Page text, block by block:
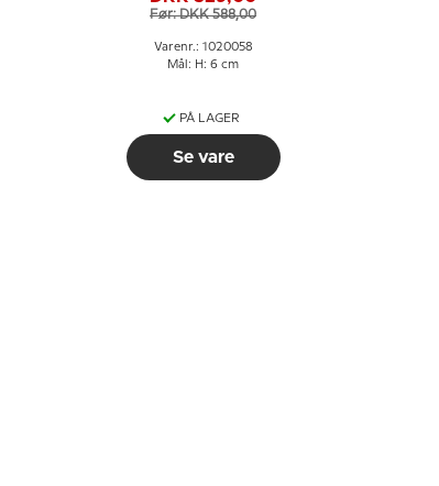
Før: DKK 588,00
Varenr.: 1020058
Mål: H: 6 cm
PÅ LAGER
Se vare